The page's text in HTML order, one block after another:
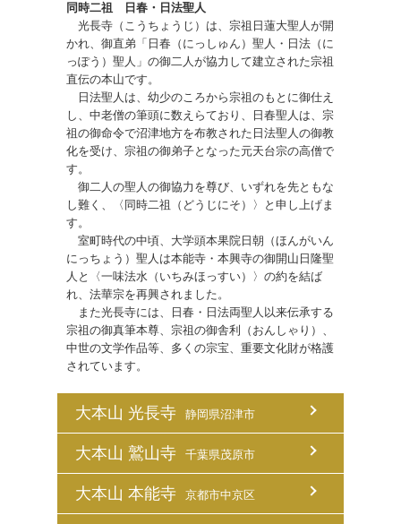
同時二祖 日春・日法聖人
光長寺（こうちょうじ）は、宗祖日蓮大聖人が開
かれ、御直弟「日春（にっしゅん）聖人・日法（に
っぽう）聖人」の御二人が協力して建立された宗祖
直伝の本山です。
日法聖人は、幼少のころから宗祖のもとに御仕え
し、中老僧の筆頭に数えらており、日春聖人は、宗
祖の御命令で沼津地方を布教された日法聖人の御教
化を受け、宗祖の御弟子となった元天台宗の高僧で
す。
御二人の聖人の御協力を尊び、いずれを先ともな
し難く、〈同時二祖（どうじにそ）〉と申し上げま
す。
室町時代の中頃、大学頭本果院日朝（ほんがいん
にっちょう）聖人は本能寺・本興寺の御開山日隆聖
人と〈一味法水（いちみほっすい）〉の約を結ば
れ、法華宗を再興されました。
また光長寺には、日春・日法両聖人以来伝承する
宗祖の御真筆本尊、宗祖の御舎利（おんしゃり）、
中世の文学作品等、多くの宗宝、重要文化財が格護
されています。
大本山 光長寺 静岡県沼津市
大本山 鷲山寺 千葉県茂原市
大本山 本能寺 京都市中京区